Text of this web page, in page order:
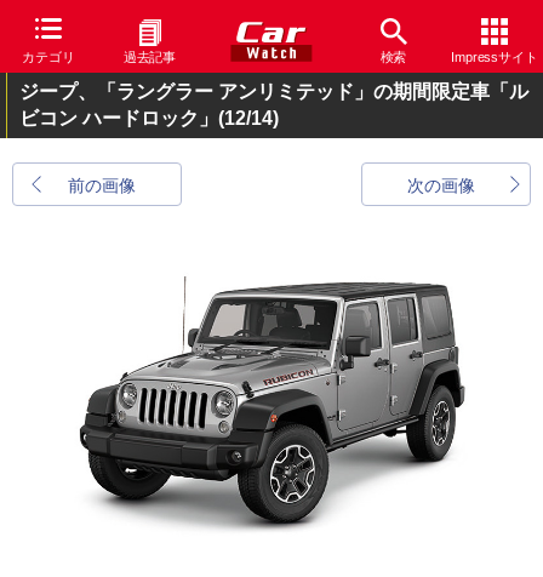
カテゴリ 過去記事 検索 Impressサイト
ジープ、「ラングラー アンリミテッド」の期間限定車「ル
ビコン ハードロック」 (12/14)
前の画像 次の画像